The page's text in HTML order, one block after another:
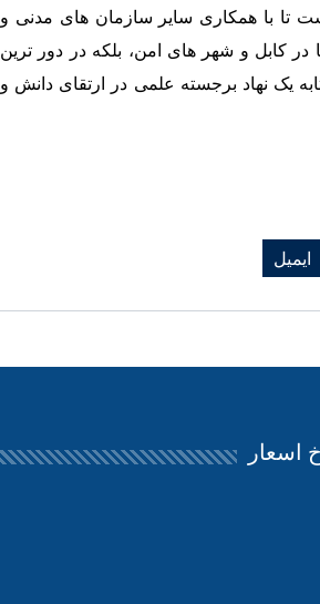
تا با همکاری سایر سازمان های مدنی و
کابل و شهر های امن، بلکه در دور ترین
یک نهاد برجسته علمی در ارتقای دانش و
ایمیل
اسعار